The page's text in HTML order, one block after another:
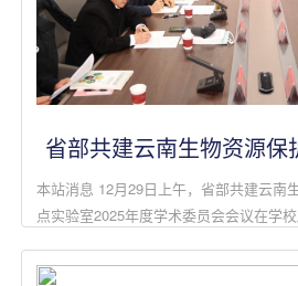
省部共建云南生物资源保
本站消息 12月29日上午，省部共建云南
点实验室2025年度学术委员会会议在学
略进行深入研讨。中...